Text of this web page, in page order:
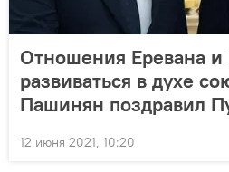
Отношения Еревана и
развиваться в духе
Пашинян поздравил
12 июня 2021, 10:20